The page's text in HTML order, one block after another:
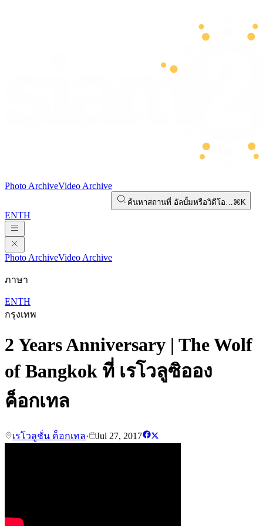
Photo ArchiveVideo Archive
ค้นหาสถานที่ อัลบั้มหรือวิดีโอ…⌘K
ENTH
Photo ArchiveVideo Archive
ภาษา
ENTH
กรุงเทพ
2 Years Anniversary | The Wolf
of Bangkok ที่ เรโวลูซิออง
ค็อกเทล
เรโวลูชั่น ค็อกเทล· Jul 27, 2017